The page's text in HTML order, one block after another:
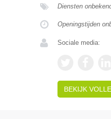
Diensten
Openingstijden
Sociale media:
BEKIJK